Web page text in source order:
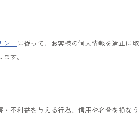
シーに従って、お客様の個人情報を適正に取
す。
不利益を与える行為、信用や名誉を損なう